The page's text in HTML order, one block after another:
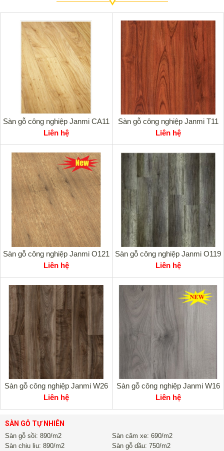
Sàn gỗ công nghiệp Janmi CA11
Liên hệ
Sàn gỗ công nghiệp Janmi T11
Liên hệ
Sàn gỗ công nghiệp Janmi O121
Liên hệ
Sàn gỗ công nghiệp Janmi O119
Liên hệ
Sàn gỗ công nghiệp Janmi W26
Liên hệ
Sàn gỗ công nghiệp Janmi W16
Liên hệ
SÀN GỖ TỰ NHIÊN
Sàn gỗ sồi: 890/m2
Sàn căm xe: 690/m2
Sàn chiu liu: 890/m2
Sàn gỗ dầu: 750/m2